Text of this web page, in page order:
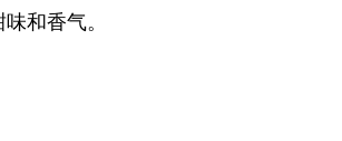
和香气。